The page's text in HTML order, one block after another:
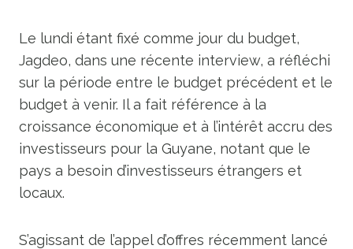
Le lundi étant fixé comme jour du budget,
Jagdeo, dans une récente interview, a réfléchi
sur la période entre le budget précédent et le
budget à venir. Il a fait référence à la
croissance économique et à l’intérêt accru des
investisseurs pour la Guyane, notant que le
pays a besoin d’investisseurs étrangers et
locaux.
S’agissant de l’appel d’offres récemment lancé